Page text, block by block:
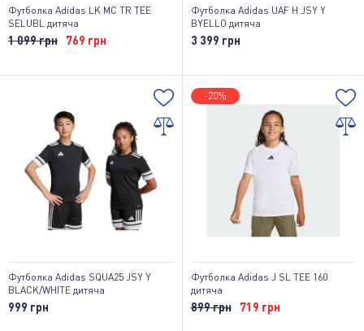
Футболка Adidas LK MC TR TEE
SELUBL дитяча
1 099 грн 769 грн
Футболка Adidas UAF H JSY Y
BYELLO дитяча
3 399 грн
Футболка Adidas SQUA25 JSY Y
BLACK/WHITE дитяча
999 грн
-20%
Футболка Adidas J SL TEE 160
дитяча
899 грн 719 грн